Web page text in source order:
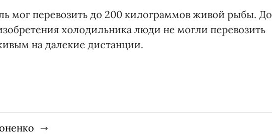
мог перевозить до 200 килограммов живой рыбы. До
холодильника люди не могли перевозить
на далекие дистанции.